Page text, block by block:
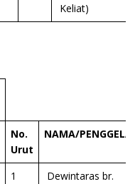
Keliat)
No.
Urut
NAMA/
1
Dewintaras br.